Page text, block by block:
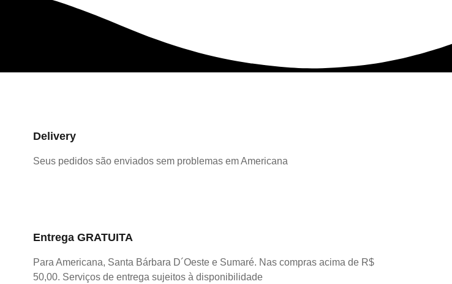
Delivery
Seus pedidos são enviados sem problemas em Americana
Entrega GRATUITA
Para Americana, Santa Bárbara D´Oeste e Sumaré. Nas compras acima de R$
50,00. Serviços de entrega sujeitos à disponibilidade